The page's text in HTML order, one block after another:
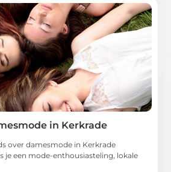
in Kerkrade
over damesmode in Kerkrade
je een mode-enthousiasteling, lokale